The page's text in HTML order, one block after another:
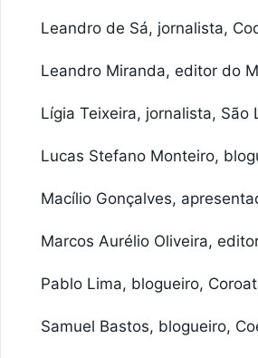
Leandro de Sá, jornalista,
Leandro Miranda, editor do
Lígia Teixeira, jornalista, São
Lucas Stefano Monteiro,
Macílio Gonçalves,
Marcos Aurélio Oliveira,
Pablo Lima, blogueiro,
Samuel Bastos, blogueiro,